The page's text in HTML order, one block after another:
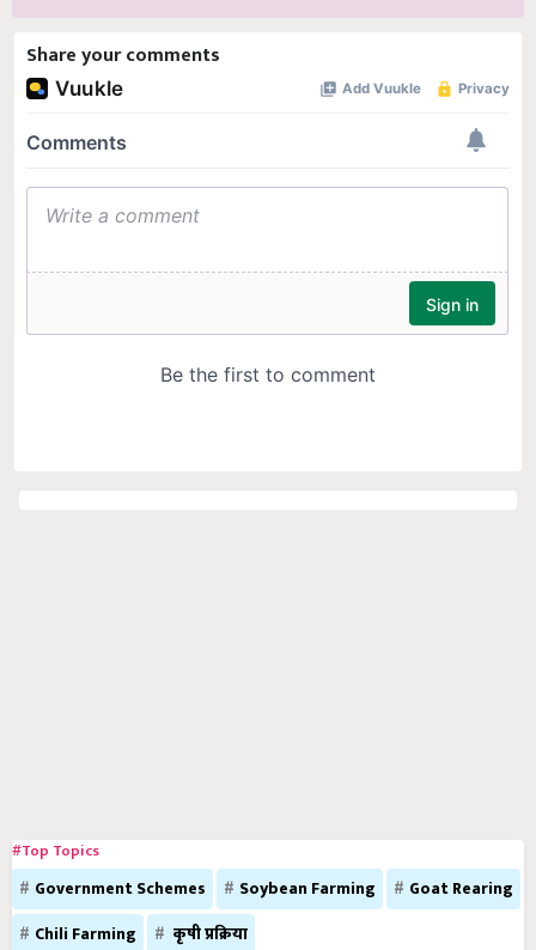
Share your comments
#Top Topics
Government Schemes Soybean Farming
Goat Rearing
Chili Farming
कृषी प्रक्रिया